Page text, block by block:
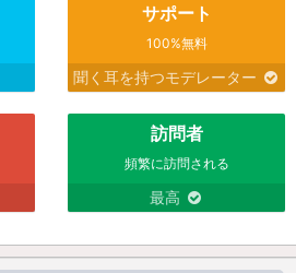
サポート
100%無料
聞く耳を持つモデレーター
訪問者
頻繁に訪問される
最高